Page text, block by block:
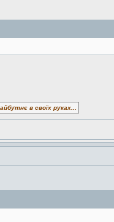
в своїх руках...